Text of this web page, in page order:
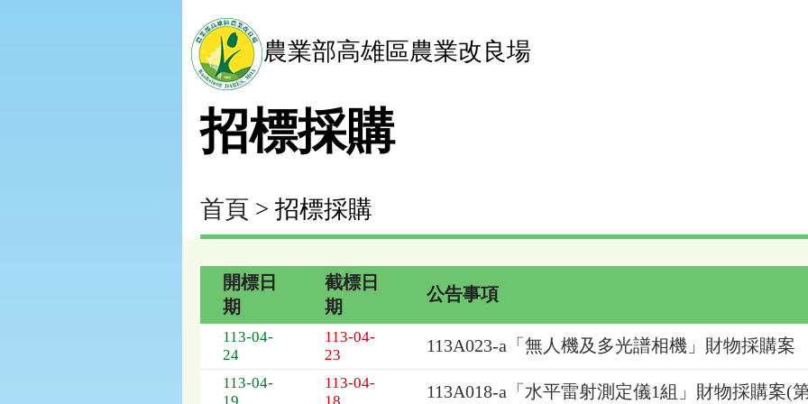
農業部高雄區農業改良場
招標採購
首頁 > 招標採購
採
開標日
期
截標日
期
公告事項
113-04-
24
113-04-
23
113A023-a「無人機及多光譜相機」財物採購案
113-04-
113-04-
113A018-a「水平雷射測定儀1組」財物採購案(